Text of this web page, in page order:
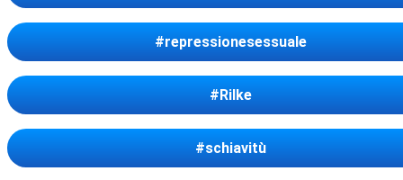
#repressionesessuale
#Rilke
#schiavitù